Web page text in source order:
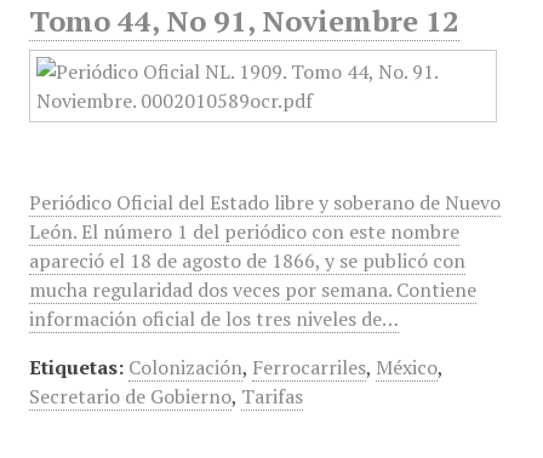
Tomo 44, No 91, Noviembre 12
Periódico Oficial del Estado libre y soberano de Nuevo
León. El número 1 del periódico con este nombre
apareció el 18 de agosto de 1866, y se publicó con
mucha regularidad dos veces por semana. Contiene
información oficial de los tres niveles de…
Etiquetas: Colonización, Ferrocarriles, México,
Secretario de Gobierno, Tarifas